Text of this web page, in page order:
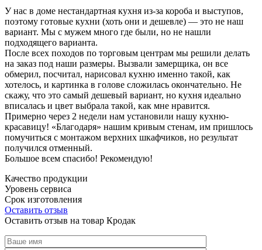
У нас в доме нестандартная кухня из-за короба и выступов,
поэтому готовые кухни (хоть они и дешевле) — это не наш
вариант. Мы с мужем много где были, но не нашли
подходящего варианта.
После всех походов по торговым центрам мы решили делать
на заказ под наши размеры. Вызвали замерщика, он все
обмерил, посчитал, нарисовал кухню именно такой, как
хотелось, и картинка в голове сложилась окончательно. Не
скажу, что это самый дешевый вариант, но кухня идеально
вписалась и цвет выбрала такой, как мне нравится.
Примерно через 2 недели нам установили нашу кухню-
красавицу! «Благодаря» нашим кривым стенам, им пришлось
помучиться с монтажом верхних шкафчиков, но результат
получился отменный.
Большое всем спасибо! Рекомендую!
Качество продукции
Уровень сервиса
Срок изготовления
Оставить отзыв
Оставить отзыв на товар Кродак